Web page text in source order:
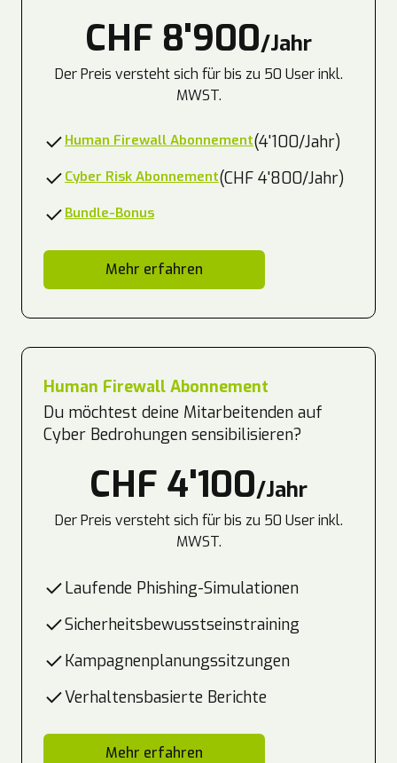
CHF 8'900/Jahr
Der Preis versteht sich für bis zu 50 User inkl.
MWST.
Human Firewall Abonnement(4'100/Jahr)
Cyber Risk Abonnement(CHF 4'800/Jahr)
Bundle-Bonus
Mehr erfahren
Human Firewall Abonnement
Du möchtest deine Mitarbeitenden auf
Cyber Bedrohungen sensibilisieren?
CHF 4'100/Jahr
Der Preis versteht sich für bis zu 50 User inkl.
MWST.
Laufende Phishing-Simulationen
Sicherheitsbewusstseinstraining
Kampagnenplanungssitzungen
Verhaltensbasierte Berichte
Mehr erfahren